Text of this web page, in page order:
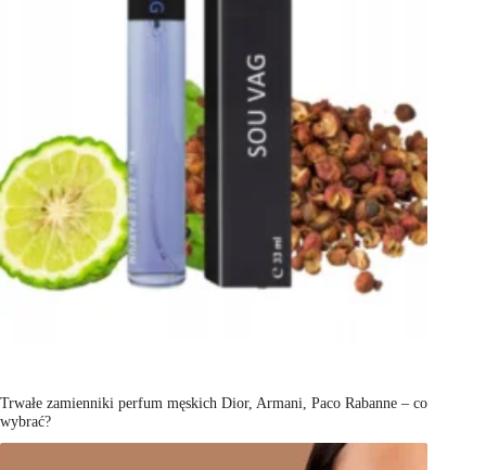
Trwałe zamienniki perfum męskich Dior, Armani, Paco Rabanne – co
wybrać?